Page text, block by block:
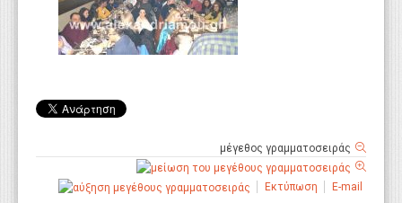
μέγεθος γραμματοσειράς
Εκτύπωση E-mail